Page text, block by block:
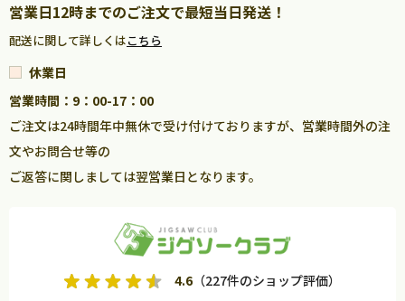
営業日12時までのご注文で最短当日発送！
配送に関して詳しくはこちら
休業日
営業時間：9：00-17：00
ご注文は24時間年中無休で受け付けておりますが、営業時間外の注
文やお問合せ等の
ご返答に関しましては翌営業日となります。
4.6 （227件のショップ評価）